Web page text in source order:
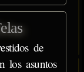
de
los asuntos